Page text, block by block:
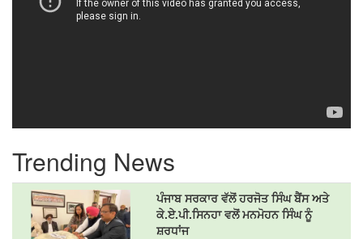
Trending News
ਪੰਜਾਬ ਸਰਕਾਰ ਵੱਲੋਂ ਹਰਜੋਤ ਸਿੰਘ ਬੈਂਸ ਅਤੇ
ਕੇ.ਏ.ਪੀ.ਸਿਨਹਾ ਵਲੋਂ ਮਨਮੋਹਨ ਸਿੰਘ ਨੂੰ
ਸ਼ਰਧਾਂਜ